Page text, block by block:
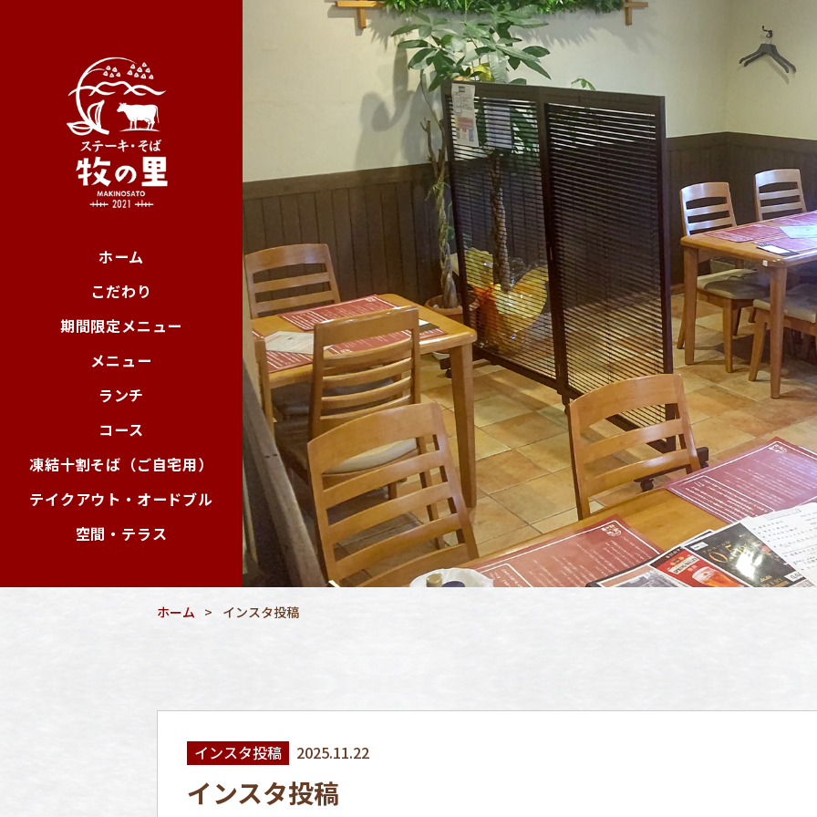
ホーム
こだわり
期間限定メニュー
メニュー
ランチ
コース
凍結十割そば（ご自宅用）
テイクアウト・オードブル
空間・テラス
ホーム インスタ投稿
インスタ投稿 2025.11.22
インスタ投稿